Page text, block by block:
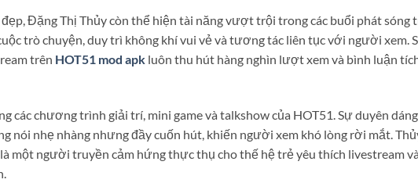
Đặng Thị Thủy còn thể hiện tài năng vượt trội trong các buổi phát sóng
trò chuyện, duy trì không khí vui vẻ và tương tác liên tục với người xem.
trên HOT51 mod apk luôn thu hút hàng nghìn lượt xem và bình luận
các chương trình giải trí, mini game và talkshow của HOT51. Sự duyên dáng
nói nhẹ nhàng nhưng đầy cuốn hút, khiến người xem khó lòng rời mắt.
một người truyền cảm hứng thực thụ cho thế hệ trẻ yêu thích livestream và